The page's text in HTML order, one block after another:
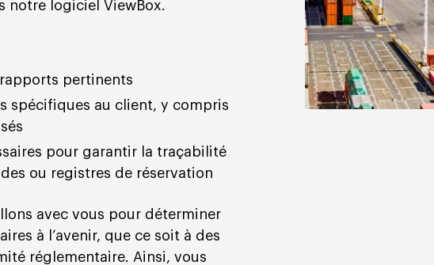
notre logiciel ViewBox.
pertinents
spécifiques au client, y compris
pour garantir la traçabilité
ou registres de réservation
avec vous pour déterminer
à l’avenir, que ce soit à des
réglementaire. Ainsi, vous